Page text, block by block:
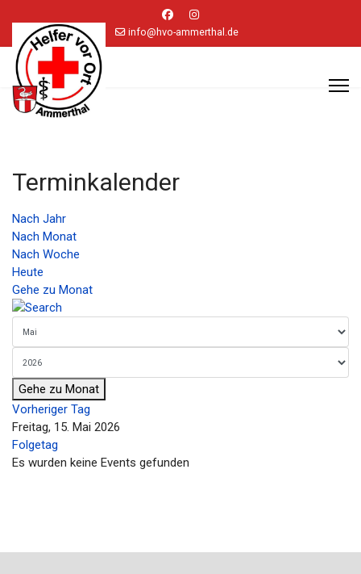
info@hvo-ammerthal.de
Terminkalender
Nach Jahr
Nach Monat
Nach Woche
Heute
Gehe zu Monat
Gehe zu Monat
Vorheriger Tag
Freitag, 15. Mai 2026
Folgetag
Es wurden keine Events gefunden